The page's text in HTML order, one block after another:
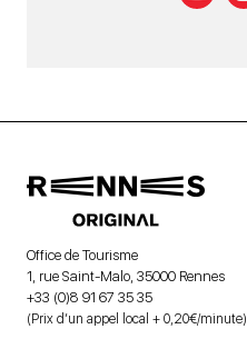
Office de Tourisme
1, rue Saint-Malo, 35000 Rennes
+33 (0)8 91 67 35 35
(Prix d’un appel local + 0,20€/minute)